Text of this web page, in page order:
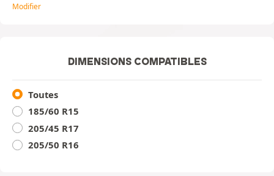
Modifier
DIMENSIONS COMPATIBLES
Toutes
185/60 R15
205/45 R17
205/50 R16